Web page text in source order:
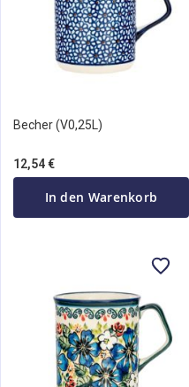
Becher (V0,25L)
12,54 €
In den Warenkorb